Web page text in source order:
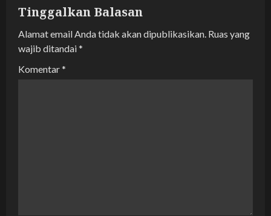
g
a
t
Tinggalkan Balasan
Alamat email Anda tidak akan dipublikasikan. Ruas yang
wajib ditandai*
Komentar*